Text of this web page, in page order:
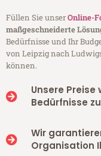
Füllen Sie unserOnline-
maßgeschneiderte
Bedürfnisse und Ihr
von Leipzig nach
können.
Unsere
Bedürfnisse
Wir
Organisation